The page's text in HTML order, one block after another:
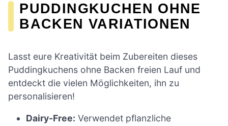
PUDDINGKUCHEN OHNE
BACKEN VARIATIONEN
Lasst eure Kreativität beim Zubereiten dieses
Puddingkuchens ohne Backen freien Lauf und
entdeckt die vielen Möglichkeiten, ihn zu
personalisieren!
Dairy-Free: Verwendet pflanzliche